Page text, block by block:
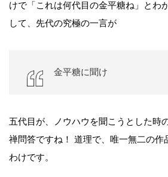
けで「これは何代目の金平糖ね」とわ
して、先代の究極の一言が
金平糖に聞け
五代目が、ノウハウを聞こうとした時
禅問答ですね！ 道理で、唯一無二の作
わけです。